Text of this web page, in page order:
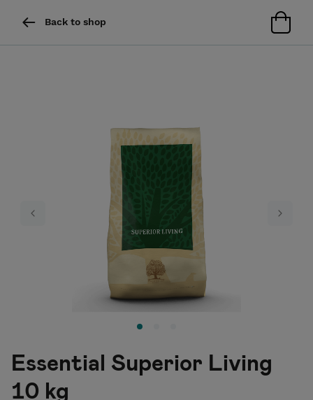
Back to shop
Previous Next
Essential Superior Living
10 kg